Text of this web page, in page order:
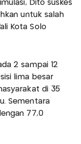
Dito suskes
untuk salah
Kota Solo
2 sampai 12
lima besar
di 35
Sementara
77,0